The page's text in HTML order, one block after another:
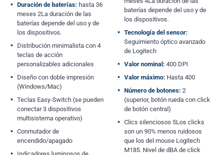
Duración de baterías: hasta 36
meses 2La duración de las
baterías depende del uso y de
los dispositivos.
Distribución minimalista con 4
teclas de acción
personalizables adicionales
Diseño con doble impresión
(Windows/Mac)
Teclas Easy-Switch (se pueden
conectar 3 dispositivos
multisistema operativo)
Conmutador de
encendido/apagado
baterías depende del uso y de
los dispositivos.
Tecnología del sensor:
Seguimiento óptico avanzado
de Logitech
Valor nominal: 400 DPI
Valor máximo: Hasta 400
Número de botones: 2
(superior, botón rueda con click
de botón central)
Clics silenciosos 5Los clicks
son un 90% menos ruidosos
que los del mouse Logitech
M185. Nivel de dBA de click